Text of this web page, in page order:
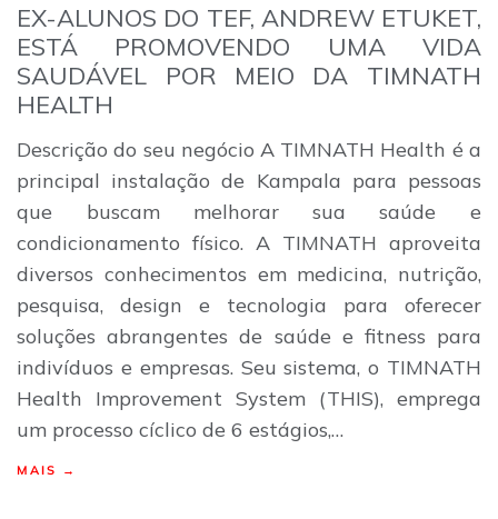
EX-ALUNOS DO TEF, ANDREW ETUKET,
ESTÁ PROMOVENDO UMA VIDA
SAUDÁVEL POR MEIO DA TIMNATH
HEALTH
Descrição do seu negócio A TIMNATH Health é a
principal instalação de Kampala para pessoas
que buscam melhorar sua saúde e
condicionamento físico. A TIMNATH aproveita
diversos conhecimentos em medicina, nutrição,
pesquisa, design e tecnologia para oferecer
soluções abrangentes de saúde e fitness para
indivíduos e empresas. Seu sistema, o TIMNATH
Health Improvement System (THIS), emprega
um processo cíclico de 6 estágios,…
MAIS →